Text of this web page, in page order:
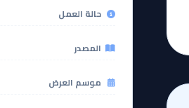
حالة العمل
المصدر
موسم العرض